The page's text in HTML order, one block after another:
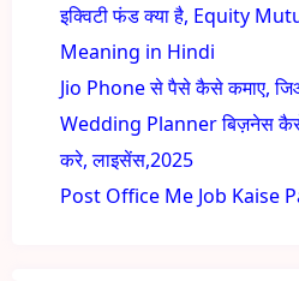
इक्विटी फंड क्या है, Equity
Meaning in Hindi
Jio Phone से पैसे कैसे कमाए,
Wedding Planner बिज़नेस
करे, लाइसेंस,2025
Post Office Me Job Kaise